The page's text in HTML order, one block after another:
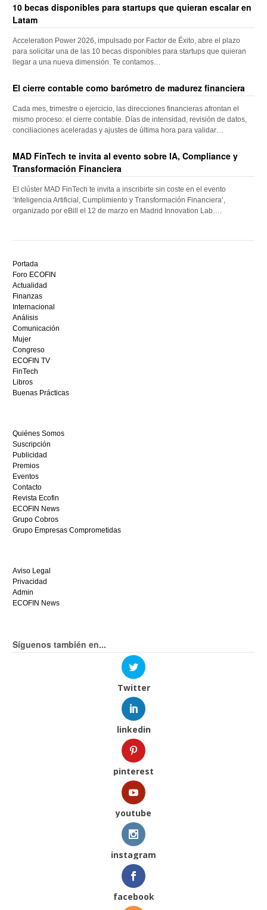
10 becas disponibles para startups que quieran escalar en
Latam
Acceleration Power 2026, impulsado por Factor de Éxito, abre el plazo
para solicitar una de las 10 becas disponibles para startups que quieran
llegar a una nueva dimensión. Te contamos…
El cierre contable como barómetro de madurez financiera
Cada mes, trimestre o ejercicio, las direcciones financieras afrontan el
mismo proceso: el cierre contable. Días de intensidad, revisión de datos,
conciliaciones aceleradas y ajustes de última hora para validar…
MAD FinTech te invita al evento sobre IA, Compliance y
Transformación Financiera
El clúster MAD FinTech te invita a inscribirte sin coste en el evento
‘Inteligencia Artificial, Cumplimiento y Transformación Financiera’,
organizado por eBill el 12 de marzo en Madrid Innovation Lab….
mejor
bono
sin
depósito
casino
en
España,
visita
este
sitio
restaurantedonmauro.es
y
hoy
mismo.
Portada
Foro ECOFIN
Actualidad
Finanzas
Internacional
Análisis
Comunicación
Mujer
Congreso
ECOFIN TV
FinTech
Libros
Buenas Prácticas
Quiénes Somos
Suscripción
Publicidad
Premios
Eventos
Contacto
Revista Ecofin
ECOFIN News
Grupo Cobros
Grupo Empresas Comprometidas
Aviso Legal
Privacidad
Admin
ECOFIN News
Síguenos también en...
Twitter
linkedin
pinterest
youtube
instagram
facebook